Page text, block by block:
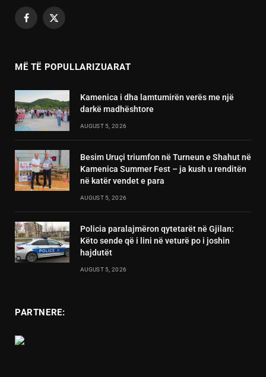
Facebook
X
MË TË POPULLARIZUARAT
Kamenica i dha lamtumirën verës me një
darkë madhështore
AUGUST 5, 2026
Besim Uruçi triumfon në Turneun e Shahut në
Kamenica Summer Fest – ja kush u renditën
në katër vendet e para
AUGUST 5, 2026
Policia paralajmëron qytetarët në Gjilan:
Këto sende që i lini në veturë po i joshin
hajdutët
AUGUST 5, 2026
PARTNERE: